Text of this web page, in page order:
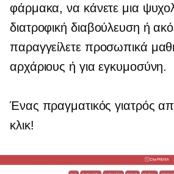
φάρμακα, να κάνετε μια
διατροφική διαβούλευση ή
παραγγείλετε προσωπικά
αρχάριους ή για εγκυμοσύνη.
Ένας πραγματικός γιατρός
κλικ!